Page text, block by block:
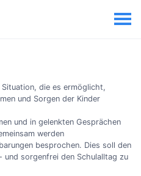
Situation, die es ermöglicht,
und Sorgen der Kinder
und in gelenkten Gesprächen
werden
besprochen. Dies soll den
sorgenfrei den Schulalltag zu